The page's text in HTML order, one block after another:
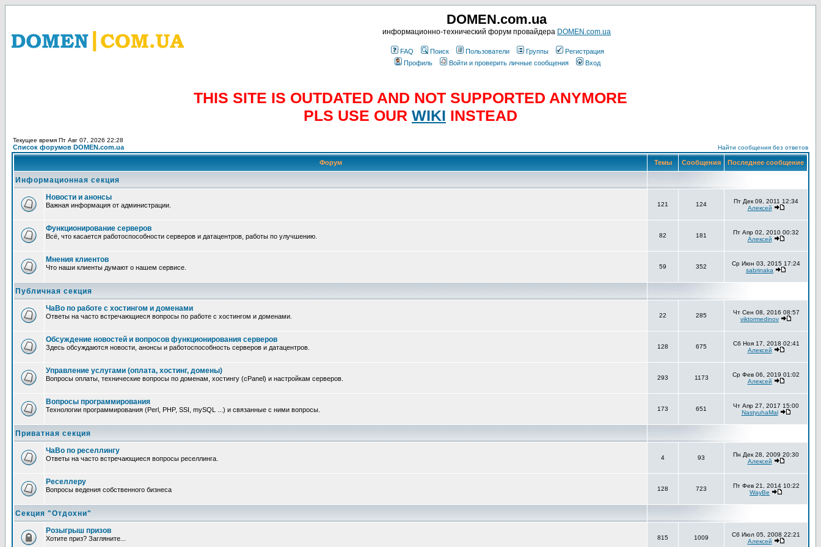
DOMEN.com.ua
информационно-технический форум провайдера DOMEN.com.ua
FAQ Поиск Пользователи Группы
Регистрация
Профиль
Войти и проверить личные сообщения Вход
THIS SITE IS OUTDATED AND NOT SUPPORTED ANYMORE
PLS USE OUR WIKI INSTEAD
Текущее время Пт Авг 07, 2026 22:28
Список форумов DOMEN.com.ua Найти сообщения без ответов
Форум Темы Сообщения Последнее сообщение
Информационная секция
Новости и анонсы
Важная информация от администрации. 121 124
Пт Дек 09, 2011 12:34
Алексей
Функционирование серверов
Всё, что касается работоспособности серверов и датацентров, работы по улучшению. 82 181
Пт Апр 02, 2010 00:32
Алексей
Мнения клиентов
Что наши клиенты думают о нашем сервисе. 59 352
Ср Июн 03, 2015 17:24
sabrinaka
Публичная секция
ЧаВо по работе с хостингом и доменами
Ответы на часто встречающиеся вопросы по работе с хостингом и доменами. 22 285
Чт Сен 08, 2016 08:57
viktormedinov
Обсуждение новостей и вопросов функционирования серверов
Здесь обсуждаются новости, анонсы и работоспособность серверов и датацентров. 128 675
Сб Ноя 17, 2018 02:41
Алексей
Управление услугами (оплата, хостинг, домены)
Вопросы оплаты, технические вопросы по доменам, хостингу (cPanel) и настройкам серверов. 293 1173
Ср Фев 06, 2019 01:02
Алексей
Вопросы программирования
Технологии программирования (Perl, PHP, SSI, mySQL ...) и связанные с ними вопросы. 173 651
Чт Апр 27, 2017 15:00
NastyuhaMal
Приватная секция
ЧаВо по реселлингу
Ответы на часто встречающиеся вопросы реселлинга. 4 93
Пн Дек 28, 2009 20:30
Алексей
Реселлеру
Вопросы ведения собственного бизнеса 128 723
Пт Фев 21, 2014 10:22
WayBe
Секция "Отдохни"
Розыгрыш призов
Хотите приз? Загляните... 815 1009
Сб Июл 05, 2008 22:21
Алексей